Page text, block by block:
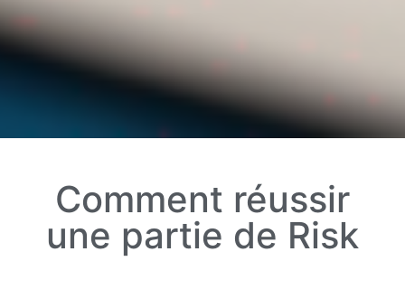
Comment réussir
une partie de Risk